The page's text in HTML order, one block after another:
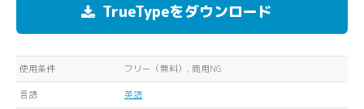
TrueTypeをダウンロード
使用条件 フリー（無料）, 商用NG
言語 英語